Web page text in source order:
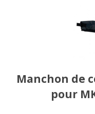
Manchon de
pour